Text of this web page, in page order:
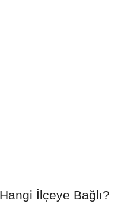
İlçeye Bağlı?